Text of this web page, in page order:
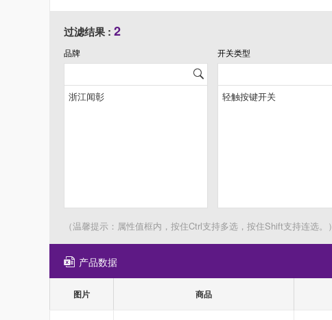
过滤结果 : 2
品牌 开关类型
（温馨提示：属性值框内，按住Ctrl支持多选，按住Shift支持连选。）
产品数据
图片 商品